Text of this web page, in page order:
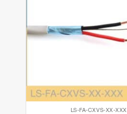
LS-FA-CXVS-XX-XXX